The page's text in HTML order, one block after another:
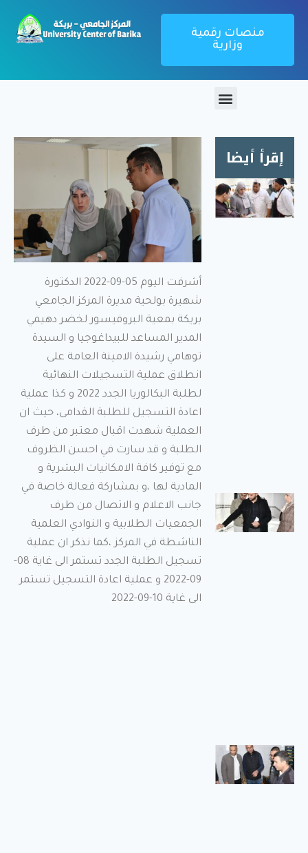
منصات رقمية
وزارية
إقرأ أيضا
ميدانية
لمطعم
الإقامة
الجامعية
1000
بريكة
لمراقبة
تحضير
وجبة
الإفطار
في إطار
متابعة وضعية
الإطعام
مستوى
الإقامات
الجامعية،
تدشين
المكتبة
الرقمية
ووضعها
بالمركز
أشرفت اليوم 05-09-2022 الدكتورة
شهيرة بولحية مديرة المركز الجامعي
بريكة بمعية البروفيسور لخضر دهيمي
المدير المساعد للبيداغوجيا و السيدة
توهامي رشيدة الامينة العامة على
انطلاق عملية التسجيلات النهائية
لطلبة البكالوريا الجدد 2022 و كذا عملية
اعادة التسجيل للطلبة القدامى، حيث ان
العملية شهدت اقبال معتبر من طرف
الطلبة و قد سارت في احسن الظروف
مع توفير كافة الامكانيات البشرية و
المادية لها ،و بمشاركة فعالة خاصة في
جانب الاعلام و الاتصال من طرف
الجمعيات الطلابية و النوادي العلمية
الناشطة في المركز ،كما نذكر ان عملية
تسجيل الطلبة الجدد تستمر الى غاية 08-
09-2022 و عملية اعادة التسجيل تستمر
الى غاية 10-09-2022